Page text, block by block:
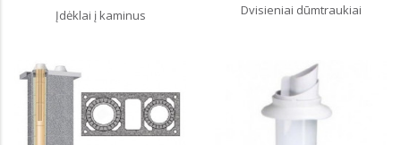
Įdėklai į kaminus Dvisieniai dūmtraukiai